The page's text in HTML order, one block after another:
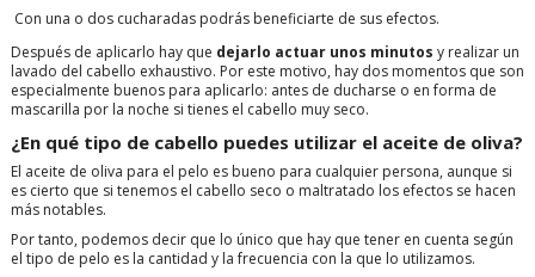
Con una o dos cucharadas podrás beneficiarte de sus efectos.
Después de aplicarlo hay que dejarlo actuar unos minutos y realizar un
lavado del cabello exhaustivo. Por este motivo, hay dos momentos que son
especialmente buenos para aplicarlo: antes de ducharse o en forma de
mascarilla por la noche si tienes el cabello muy seco.
¿En qué tipo de cabello puedes utilizar el aceite de oliva?
El aceite de oliva para el pelo es bueno para cualquier persona, aunque si
es cierto que si tenemos el cabello seco o maltratado los efectos se hacen
más notables.
Por tanto, podemos decir que lo único que hay que tener en cuenta según
el tipo de pelo es la cantidad y la frecuencia con la que lo utilizamos.